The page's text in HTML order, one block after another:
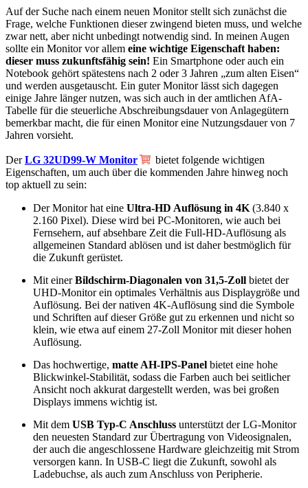
Auf der Suche nach einem neuen Monitor stellt sich zunächst die
Frage, welche Funktionen dieser zwingend bieten muss, und welche
zwar nett, aber nicht unbedingt notwendig sind. In meinen Augen
sollte ein Monitor vor allem eine wichtige Eigenschaft haben:
dieser muss zukunftsfähig sein! Ein Smartphone oder auch ein
Notebook gehört spätestens nach 2 oder 3 Jahren „zum alten Eisen“
und werden ausgetauscht. Ein guter Monitor lässt sich dagegen
einige Jahre länger nutzen, was sich auch in der amtlichen AfA-
Tabelle für die steuerliche Abschreibungsdauer von Anlagegütern
bemerkbar macht, die für einen Monitor eine Nutzungsdauer von 7
Jahren vorsieht.
DerLG 32UD99-W Monitor
bietet folgende wichtigen
Eigenschaften, um auch über die kommenden Jahre hinweg noch
top aktuell zu sein:
Der Monitor hat eine Ultra-HD Auflösung in 4K (3.840 x
2.160 Pixel). Diese wird bei PC-Monitoren, wie auch bei
Fernsehern, auf absehbare Zeit die Full-HD-Auflösung als
allgemeinen Standard ablösen und ist daher bestmöglich für
die Zukunft gerüstet.
Mit einerBildschirm-Diagonalen von 31,5-Zoll bietet der
UHD-Monitor ein optimales Verhältnis aus Displaygröße und
Auflösung. Bei der nativen 4K-Auflösung sind die Symbole
und Schriften auf dieser Größe gut zu erkennen und nicht so
klein, wie etwa auf einem 27-Zoll Monitor mit dieser hohen
Auflösung.
Das hochwertige, matte AH-IPS-Panel bietet eine hohe
Blickwinkel-Stabilität, sodass die Farben auch bei seitlicher
Ansicht noch akkurat dargestellt werden, was bei großen
Displays immens wichtig ist.
Mit dem USB Typ-C Anschluss unterstützt der LG-Monitor
den neuesten Standard zur Übertragung von Videosignalen,
der auch die angeschlossene Hardware gleichzeitig mit Strom
versorgen kann. In USB-C liegt die Zukunft, sowohl als
Ladebuchse, als auch zum Anschluss von Peripherie.